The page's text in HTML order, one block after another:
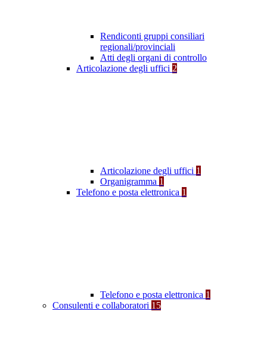
Rendiconti gruppi consiliari
regionali/provinciali
Atti degli organi di controllo
Articolazione degli uffici 2
Articolazione degli uffici 1
Organigramma 1
Telefono e posta elettronica 1
Telefono e posta elettronica 1
Consulenti e collaboratori 15